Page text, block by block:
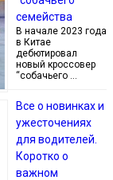
семейства
В начале 2023 года
в Китае
дебютировал
новый кроссовер
“собачьего …
Все о новинках и
ужесточениях
для водителей.
Коротко о
важном